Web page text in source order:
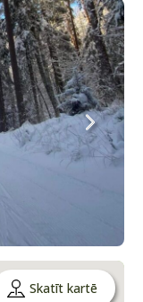
Skatīt kartē